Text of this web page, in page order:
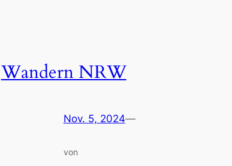
Wandern NRW
Nov. 5, 2024—
von